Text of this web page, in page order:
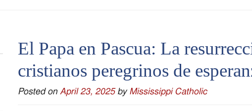
El Papa en Pascua: La
cristianos peregrinos de
Posted on April 23, 2025 by Mississippi Catholic